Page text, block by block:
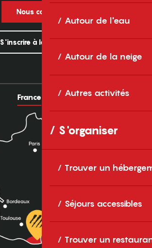
Autour de l'eau
Autour de la neige
Autres activités
S'organiser
Trouver un
Séjours accessibles
Trouver un
Nous contacter
S'inscrire à la newsletter
France Europe